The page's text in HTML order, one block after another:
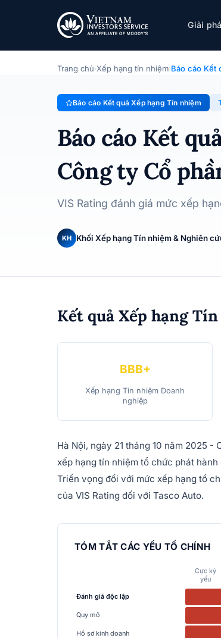
Giải
Tasco Auto
Báo cáo Kết quả Xếp hạng Tín nhiệm ·
Trang chủ›Xếp hạng tín nhiệm›Báo cáo Kết
Báo cáo Kết quả Xếp hạng Tín nhiệm
Báo cáo Kết
Công ty Cổ
VIS Rating đánh giá mức xếp
KH Khối Xếp hạng Tín nhiệm & Nghiên
Kết quả Xếp hạng
BBB+
Xếp hạng Tín nhiệm Doanh
nghiệp
Hà Nội, ngày 21 tháng 10 năm 2025 -
xếp hạng tín nhiệm tổ chức phát
Triển vọng đối với mức xếp hạng tổ
của VIS Rating đối với Tasco Auto.
TÓM TẮT CÁC YẾU TỐ CHÍNH
Cực kỳ
yếu
Đánh giá độc lập
Quy mô
Hồ sơ kinh doanh